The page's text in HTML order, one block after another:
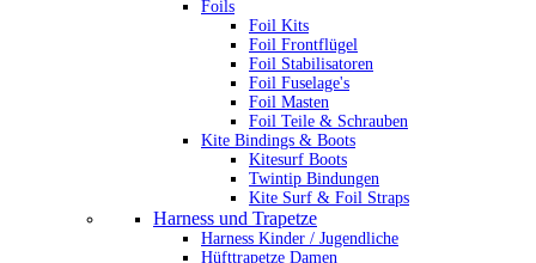
Foils
Foil Kits
Foil Frontflügel
Foil Stabilisatoren
Foil Fuselage's
Foil Masten
Foil Teile & Schrauben
Kite Bindings & Boots
Kitesurf Boots
Twintip Bindungen
Kite Surf & Foil Straps
Harness und Trapetze
Harness Kinder / Jugendliche
Hüfttrapetze Damen